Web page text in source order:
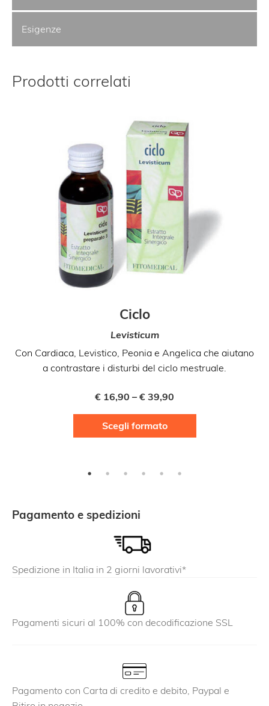
Esigenze
Prodotti correlati
Ciclo
Levisticum
Con Cardiaca, Levistico, Peonia e Angelica che aiutano
a contrastare i disturbi del ciclo mestruale.
€ 16,90 – € 39,90
Scegli formato
prodotto
Pagamento e spedizioni
Spedizione in Italia in 2 giorni lavorativi*
Pagamenti sicuri al 100% con decodificazione SSL
Pagamento con Carta di credito e debito, Paypal e